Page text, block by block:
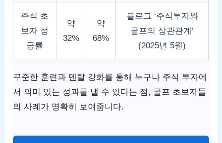
주식 초
보자 성
공률
약
32%
약
68%
블로그 ‘주식투자와
골프의 상관관계’
(2025년 5월)
꾸준한 훈련과 멘탈 강화를 통해 누구나 주식 투자에
서 의미 있는 성과를 낼 수 있다는 점, 골프 초보자들
의 사례가 명확히 보여줍니다.